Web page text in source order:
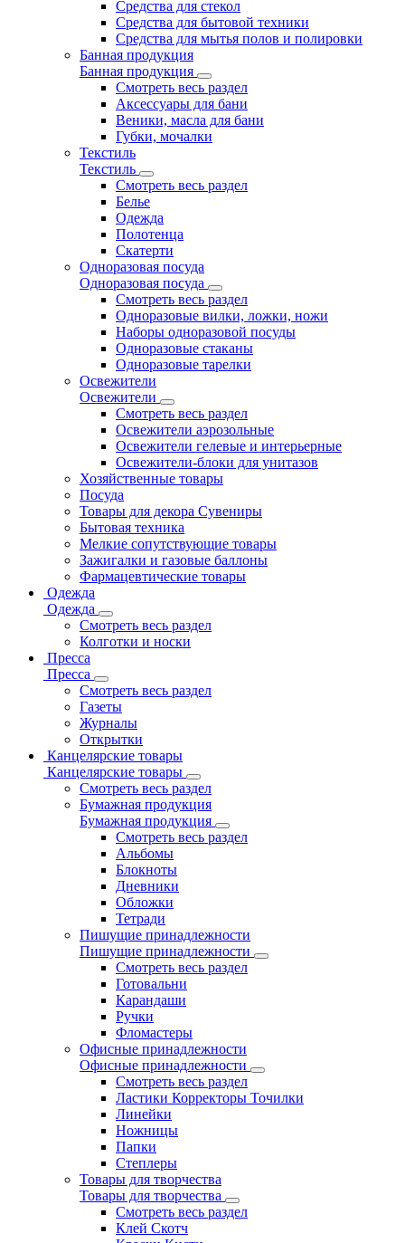
Средства для стекол
Средства для бытовой техники
Средства для мытья полов и полировки
Банная продукция
Банная продукция
Смотреть весь раздел
Аксессуары для бани
Веники, масла для бани
Губки, мочалки
Текстиль
Текстиль
Смотреть весь раздел
Белье
Одежда
Полотенца
Скатерти
Одноразовая посуда
Одноразовая посуда
Смотреть весь раздел
Одноразовые вилки, ложки, ножи
Наборы одноразовой посуды
Одноразовые стаканы
Одноразовые тарелки
Освежители
Освежители
Смотреть весь раздел
Освежители аэрозольные
Освежители гелевые и интерьерные
Освежители-блоки для унитазов
Хозяйственные товары
Посуда
Товары для декора Сувениры
Бытовая техника
Мелкие сопутствующие товары
Зажигалки и газовые баллоны
Фармацевтические товары
Одежда
Одежда
Смотреть весь раздел
Колготки и носки
Пресса
Пресса
Смотреть весь раздел
Газеты
Журналы
Открытки
Канцелярские товары
Канцелярские товары
Смотреть весь раздел
Бумажная продукция
Бумажная продукция
Смотреть весь раздел
Альбомы
Блокноты
Дневники
Обложки
Тетради
Пишущие принадлежности
Пишущие принадлежности
Смотреть весь раздел
Готовальни
Карандаши
Ручки
Фломастеры
Офисные принадлежности
Офисные принадлежности
Смотреть весь раздел
Ластики Корректоры Точилки
Линейки
Ножницы
Папки
Степлеры
Товары для творчества
Товары для творчества
Смотреть весь раздел
Клей Скотч